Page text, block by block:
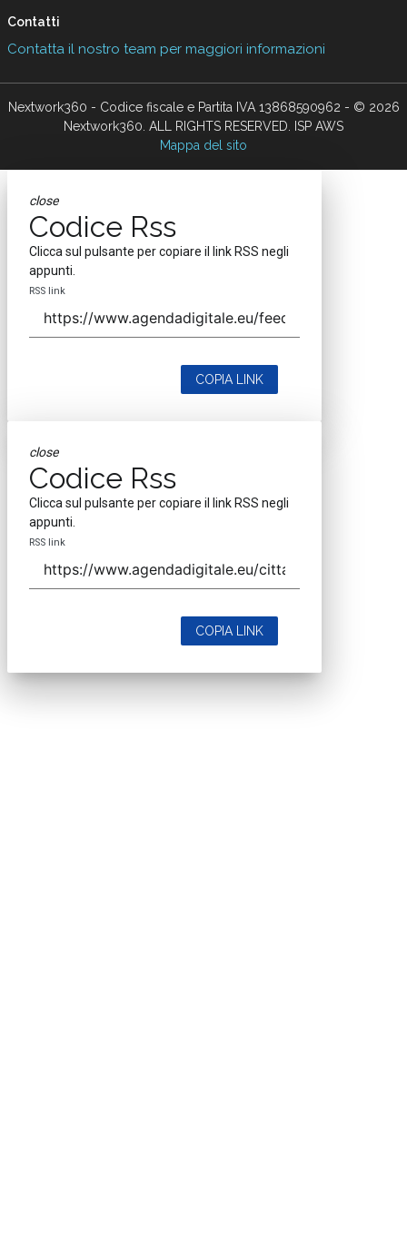
Contatti
Contatta il nostro team per maggiori informazioni
Nextwork360 - Codice fiscale e Partita IVA 13868590962 - © 2026
Nextwork360. ALL RIGHTS RESERVED. ISP AWS
Mappa del sito
close
Codice Rss
Clicca sul pulsante per copiare il link RSS negli
appunti.
RSS link
COPIA LINK
close
Codice Rss
Clicca sul pulsante per copiare il link RSS negli
appunti.
RSS link
COPIA LINK